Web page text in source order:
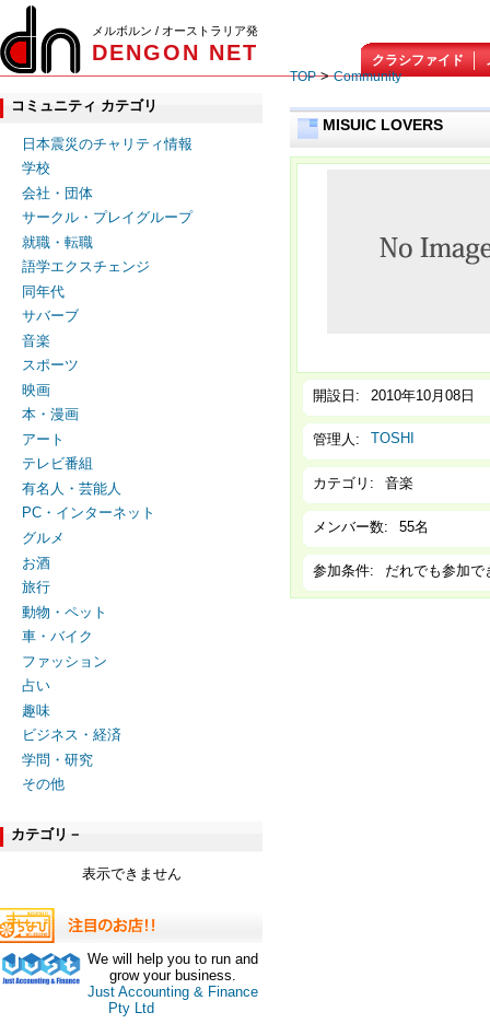
メルボルン / オーストラリア発
DENGON NET クラシファイド
コミュニティ カテゴリ
日本震災のチャリティ情報
学校
会社・団体
サークル・プレイグループ
就職・転職
語学エクスチェンジ
同年代
サバーブ
音楽
スポーツ
映画
本・漫画
アート
テレビ番組
有名人・芸能人
PC・インターネット
グルメ
お酒
旅行
動物・ペット
車・バイク
ファッション
占い
趣味
ビジネス・経済
学問・研究
その他
カテゴリ－
表示できません
We will help you to run and
grow your business.
Just Accounting & Finance
Pty Ltd
TOP> Community
MISUIC LOVERS
開設日: 2010年10月08日
管理人: TOSHI
カテゴリ: 音楽
メンバー数: 55名
参加条件: だれでも参加で